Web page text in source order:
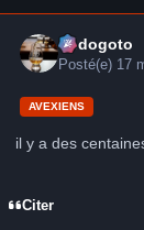
frédogoto
Posté(e) 17
AVEXIENS
il y a des
Citer